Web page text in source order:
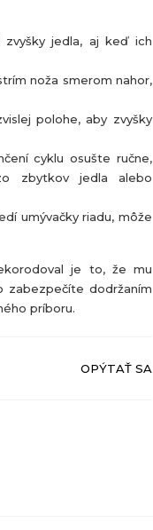
jedla, aj keď ich
noža smerom nahor,
polohe, aby zvyšky
cyklu osušte ručne,
zbytkov jedla alebo
umývačky riadu, môže
je to, že mu
zabezpečíte dodržaním
príboru.
OPÝTAŤ SA